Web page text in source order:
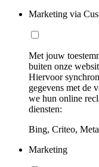
Marketing via
Met jouw
buiten onze
Hiervoor
gegevens met de
we hun online
diensten:
Bing, Criteo,
Marketing